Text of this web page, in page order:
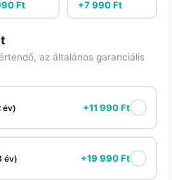
Ft +7 990Ft
az általános garanciális
év) +11 990Ft
év) +19 990Ft